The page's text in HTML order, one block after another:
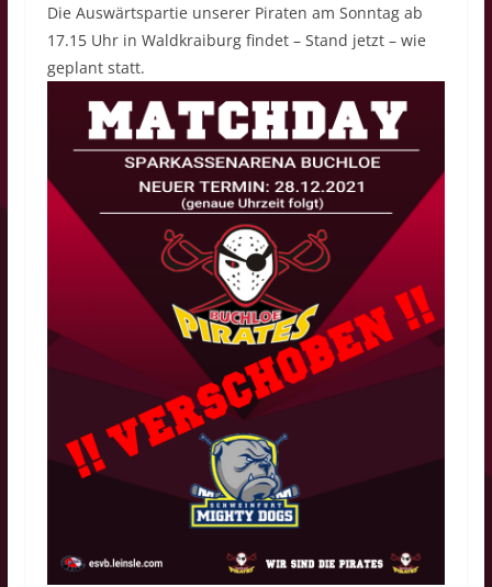
Die Auswärtspartie unserer Piraten am Sonntag ab
17.15 Uhr in Waldkraiburg findet – Stand jetzt – wie
geplant statt.